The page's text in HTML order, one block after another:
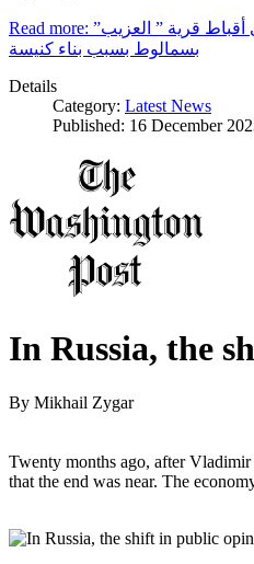
Read more: اعتداءات على أقباط قرية ” العزيب”
بسمالوط بسبب بناء كنيسة
Details
Category: Latest News
Published: 16 December
In Russia, the
By Mikhail Zygar
Twenty months ago, after
that the end was near. The